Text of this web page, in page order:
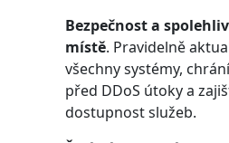
Bezpečnost a
místě. Pravidelně
všechny systémy,
před DDoS útoky a
dostupnost služeb.